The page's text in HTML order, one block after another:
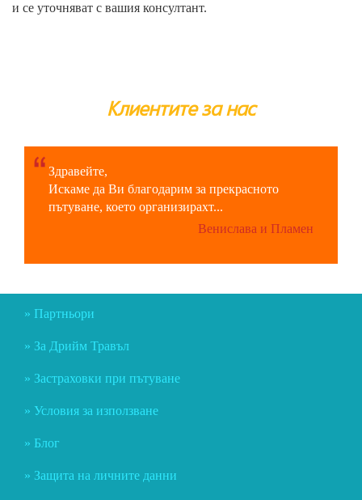
и се уточняват с вашия консултант.
Клиентите за нас
Здравейте,
Искаме да Ви благодарим за прекрасното
пътуване, което организирахт...
Венислава и Пламен
Партньори
За Дрийм Травъл
Застраховки при пътуване
Условия за използване
Блог
Защита на личните данни